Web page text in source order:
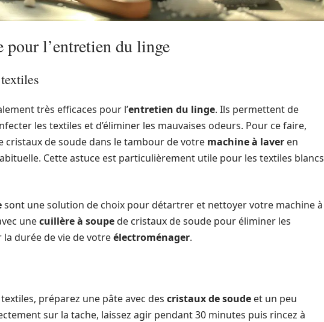
pour l’entretien du linge
très efficaces pour l’entretien du linge. Ils permettent de
les textiles et d’éliminer les mauvaises odeurs. Pour ce faire,
cristaux de soude dans le tambour de votre machine à laver en
Cette astuce est particulièrement utile pour les textiles blancs
sont une solution de choix pour détartrer et nettoyer votre machine à
unecuillère à soupede cristaux de soude pour éliminer les
durée de vie de votreélectroménager.
préparez une pâte avec des cristaux de soude et un peu
sur la tache, laissez agir pendant 30 minutes puis rincez à